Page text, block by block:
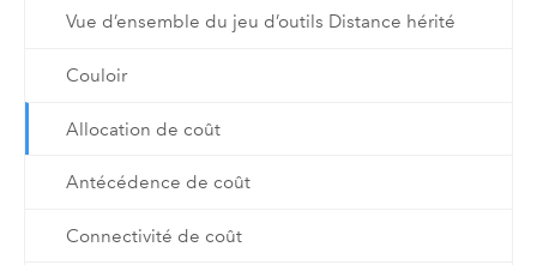
Vue d’ensemble du jeu d’outils Distance hérité
Couloir
Allocation de coût
Antécédence de coût
Connectivité de coût